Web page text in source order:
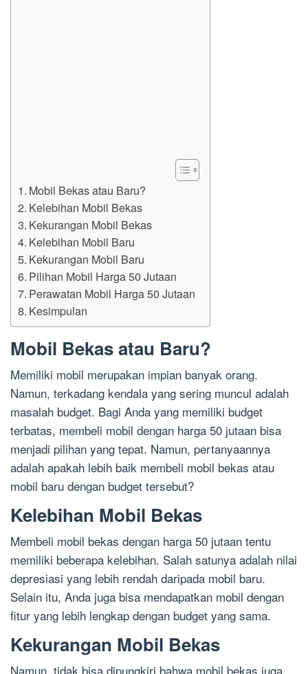
Mobil Bekas atau Baru?
Kelebihan Mobil Bekas
Kekurangan Mobil Bekas
Kelebihan Mobil Baru
Kekurangan Mobil Baru
Pilihan Mobil Harga 50 Jutaan
Perawatan Mobil Harga 50 Jutaan
Kesimpulan
Mobil Bekas atau Baru?
Memiliki mobil merupakan impian banyak orang.
Namun, terkadang kendala yang sering muncul adalah
masalah budget. Bagi Anda yang memiliki budget
terbatas, membeli mobil dengan harga 50 jutaan bisa
menjadi pilihan yang tepat. Namun, pertanyaannya
adalah apakah lebih baik membeli mobil bekas atau
mobil baru dengan budget tersebut?
Kelebihan Mobil Bekas
Membeli mobil bekas dengan harga 50 jutaan tentu
memiliki beberapa kelebihan. Salah satunya adalah nilai
depresiasi yang lebih rendah daripada mobil baru.
Selain itu, Anda juga bisa mendapatkan mobil dengan
fitur yang lebih lengkap dengan budget yang sama.
Kekurangan Mobil Bekas
Namun, tidak bisa dipungkiri bahwa mobil bekas juga